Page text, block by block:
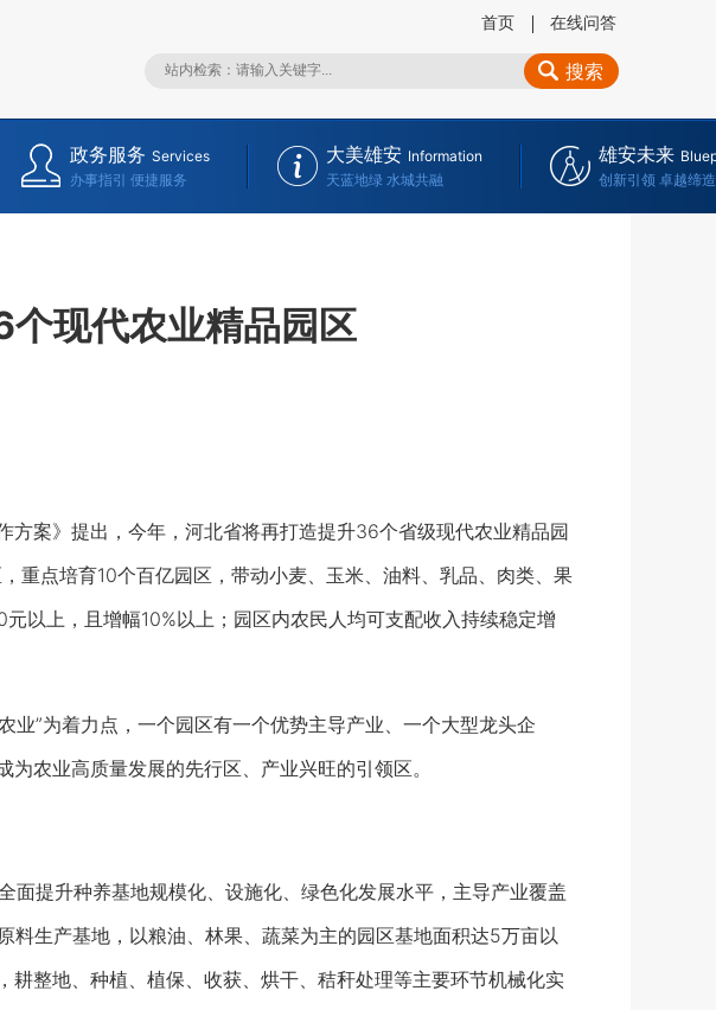
首页 在线问答
搜索
政务服务 Services
办事指引 便捷服务
大美雄安 Information
天蓝地绿 水城共融
雄安未来
创新引领 卓越缔造
现代农业精品园区
案》提出，今年，河北省将再打造提升36个省级现代农业精品园
重点培育10个百亿园区，带动小麦、玉米、油料、乳品、肉类、果
以上，且增幅10%以上；园区内农民人均可支配收入持续稳定增
”为着力点，一个园区有一个优势主导产业、一个大型龙头企
农业高质量发展的先行区、产业兴旺的引领区。
提升种养基地规模化、设施化、绿色化发展水平，主导产业覆盖
生产基地，以粮油、林果、蔬菜为主的园区基地面积达5万亩以
整地、种植、植保、收获、烘干、秸秆处理等主要环节机械化实